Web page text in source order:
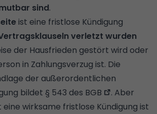
sind.
ist eine fristlose Kündigung
verletzt wurden
der Hausfrieden gestört wird oder
in Zahlungsverzug ist. Die
der außerordentlichen
bildet § 543 des BGB
. Aber
eine wirksame fristlose Kündigung ist